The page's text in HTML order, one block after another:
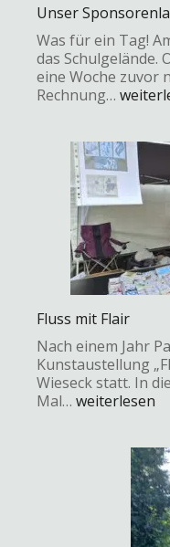
Unser
Was für ein Tag!
das Schulgelände.
eine Woche zuvor
Rechnung…
Fluss mit Flair
Nach einem Jahr
Kunstaustellung
Wieseck statt. In
Mal… weiterlesen